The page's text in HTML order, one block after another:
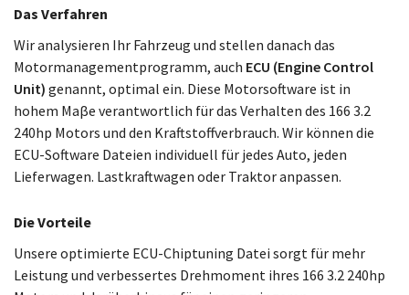
Das Verfahren
Wir analysieren Ihr Fahrzeug und stellen danach das
Motormanagementprogramm, auch ECU (Engine Control
Unit) genannt, optimal ein. Diese Motorsoftware ist in
hohem Maβe verantwortlich für das Verhalten des 166 3.2
240hp Motors und den Kraftstoffverbrauch. Wir können die
ECU-Software Dateien individuell für jedes Auto, jeden
Lieferwagen. Lastkraftwagen oder Traktor anpassen.
Die Vorteile
Unsere optimierte ECU-Chiptuning Datei sorgt für mehr
Leistung und verbessertes Drehmoment ihres 166 3.2 240hp